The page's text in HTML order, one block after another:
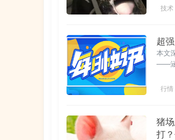
疫
技术
超
本文
——涵
国
行情
猪
打